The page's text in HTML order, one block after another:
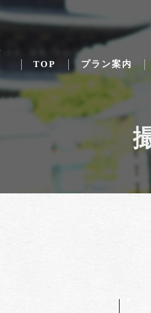
TOP プラン案内
Traditional